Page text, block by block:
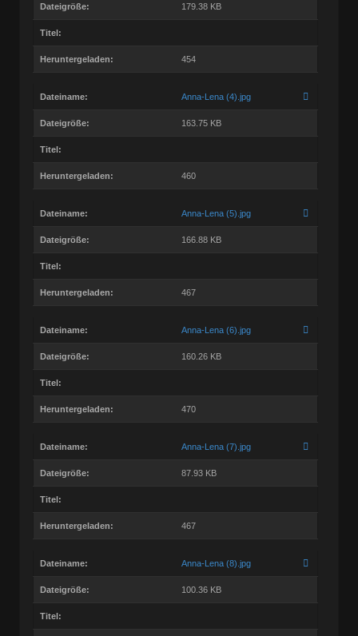
Dateigröße: 179.38 KB
Titel:
Heruntergeladen: 454
Dateiname: Anna-Lena (4).jpg
Dateigröße: 163.75 KB
Titel:
Heruntergeladen: 460
Dateiname: Anna-Lena (5).jpg
Dateigröße: 166.88 KB
Titel:
Heruntergeladen: 467
Dateiname: Anna-Lena (6).jpg
Dateigröße: 160.26 KB
Titel:
Heruntergeladen: 470
Dateiname: Anna-Lena (7).jpg
Dateigröße: 87.93 KB
Titel:
Heruntergeladen: 467
Dateiname: Anna-Lena (8).jpg
Dateigröße: 100.36 KB
Titel: